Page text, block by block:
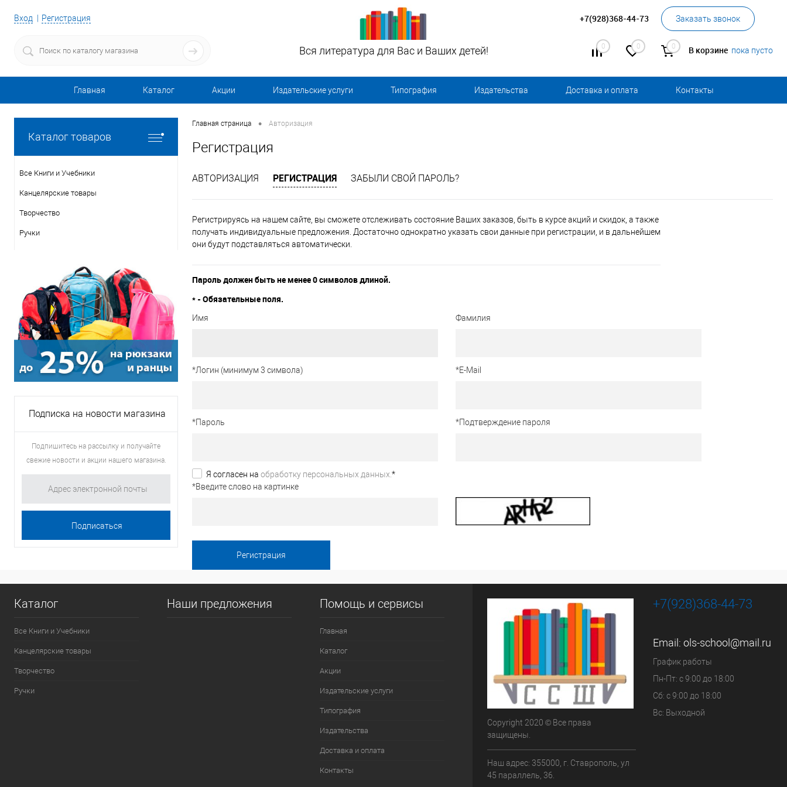
Вход Регистрация +7(928)368-44-73 Заказать звонок
0 0 0 В корзине пока пусто
Вся литература для Вас и Ваших детей!
Главная Каталог Акции Издательские услуги Типография Издательства Доставка и оплата Контакты
Каталог товаров
Все Книги и Учебники
Канцелярские товары
Творчество
Ручки
Подписка на новости магазина
Подпишитесь на рассылку и получайте
свежие новости и акции нашего магазина.
Главная страница • Авторизация
Регистрация
АВТОРИЗАЦИЯ РЕГИСТРАЦИЯ ЗАБЫЛИ СВОЙ ПАРОЛЬ?
Регистрируясь на нашем сайте, вы сможете отслеживать состояние Ваших заказов, быть в курсе акций и скидок, а также
получать индивидуальные предложения. Достаточно однократно указать свои данные при регистрации, и в дальнейшем
они будут подставляться автоматически.
Пароль должен быть не менее 0 символов длиной.
* - Обязательные поля.
Имя Фамилия
*Логин (минимум 3 символа) *E-Mail
*Пароль *Подтверждение пароля
Я согласен на обработку персональных данных.*
*Введите слово на картинке
Каталог
Все Книги и Учебники
Канцелярские товары
Творчество
Ручки
Наши предложения Помощь и сервисы
Главная
Каталог
Акции
Издательские услуги
Типография
Издательства
Доставка и оплата
Контакты
Copyright 2020 © Все права
защищены.
Наш адрес: 355000, г. Ставрополь, ул
45 параллель, 36.
+7(928)368-44-73
Email: ols-school@mail.ru
График работы
Пн-Пт: с 9:00 до 18:00
Сб: с 9:00 до 18:00
Вс: Выходной